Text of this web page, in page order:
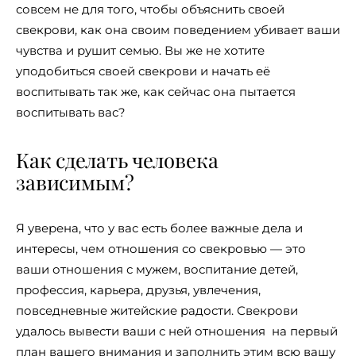
совсем не для того, чтобы объяснить своей
свекрови, как она своим поведением убивает ваши
чувства и рушит семью. Вы же не хотите
уподобиться своей свекрови и начать её
воспитывать так же, как сейчас она пытается
воспитывать вас?
Как сделать человека
зависимым?
Я уверена, что у вас есть более важные дела и
интересы, чем отношения со свекровью — это
ваши отношения с мужем, воспитание детей,
профессия, карьера, друзья, увлечения,
повседневные житейские радости. Свекрови
удалось вывести ваши с ней отношения на первый
план вашего внимания и заполнить этим всю вашу